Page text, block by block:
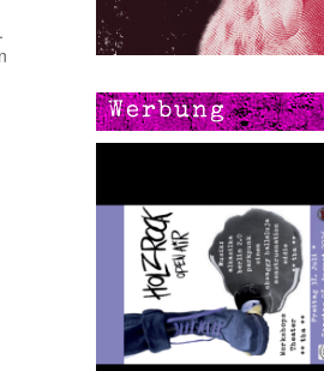
Werbung